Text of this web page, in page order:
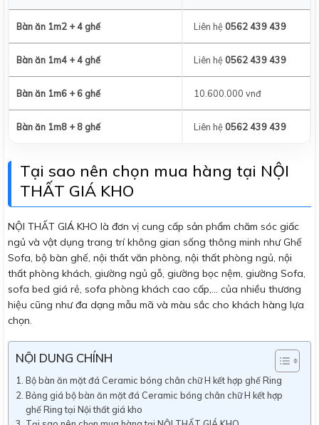
Bàn ăn 1m2 + 4 ghế Liên hệ0562 439 439
Bàn ăn 1m4 + 4 ghế Liên hệ0562 439 439
Bàn ăn 1m6 + 6 ghế 10.600.000 vnđ
Bàn ăn 1m8 + 8 ghế Liên hệ0562 439 439
Tại sao nên chọn mua hàng tại NỘI
THẤT GIÁ KHO
NỘI THẤT GIÁ KHO là đơn vị cung cấp sản phẩm chăm sóc giấc
ngủ và vật dụng trang trí không gian sống thông minh như Ghế
Sofa, bộ bàn ghế, nội thất văn phòng, nội thất phòng ngủ, nội
thất phòng khách, giường ngủ gỗ, giường bọc nệm, giường Sofa,
sofa bed giá rẻ, sofa phòng khách cao cấp,… của nhiều thương
hiệu cũng như đa dạng mẫu mã và màu sắc cho khách hàng lựa
chọn.
NỘI DUNG CHÍNH
Bộ bàn ăn mặt đá Ceramic bóng chân chữ H kết hợp ghế Ring
Bảng giá bộ bàn ăn mặt đá Ceramic bóng chân chữ H kết hợp
ghế Ring tại Nội thất giá kho